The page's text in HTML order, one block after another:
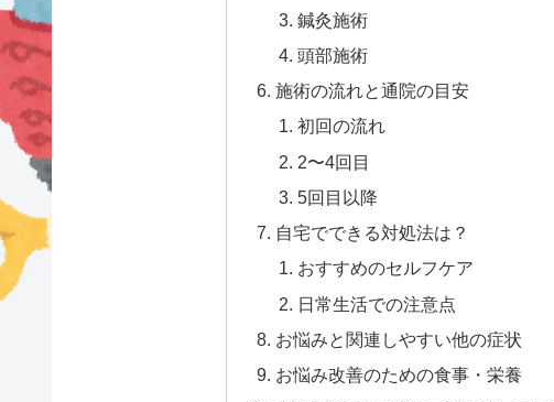
鍼灸施術
頭部施術
施術の流れと通院の目安
初回の流れ
2〜4回目
5回目以降
自宅でできる対処法は？
おすすめのセルフケア
日常生活での注意点
お悩みと関連しやすい他の症状
お悩み改善のための食事・栄養